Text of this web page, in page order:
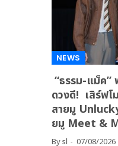
NEWS
“ธรรม-แม็ค”
ดวงดี! เสิร์ฟโ
สายมู
ยมู Meet &
Bysl 07/08/2026